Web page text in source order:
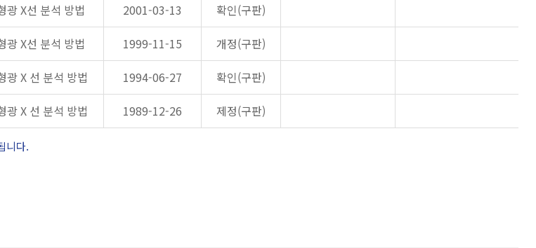
광 X선 분석 방법 2001-03-13 확인(구판)
광 X선 분석 방법 1999-11-15 개정(구판)
광 X 선 분석 방법 1994-06-27 확인(구판)
광 X 선 분석 방법 1989-12-26 제정(구판)
니다.